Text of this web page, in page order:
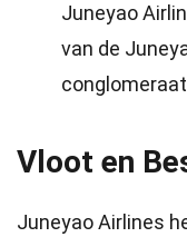
Juneyao
van de
Vloot en
Juneyao Airlines